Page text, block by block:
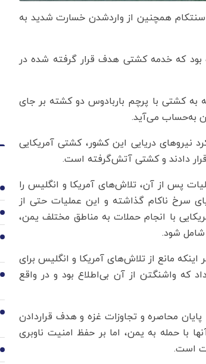
سنتکام همچنین از واردشدن خسارت شدید به
بود که خدمه کشتی هدف قرار گرفته شده در
به کشتی با پرچم باربادوس دو کشته بر جای
به‌حساب می‌آید.
نیروهای دریایی این کشور، کشتی آمریکایی
در ۳۱ اکتبر و انجام ده‌ها عملیات پس از آن، تلاش‌های آمریکا و انگلیس را
سرخ ناکام گذاشته و این عملیات حتی از
با انجام حملات به مناطق مختلف یمن،
شامل شود.
مانع از تلاش‌های آمریکا و انگلیس برای
که واشنگتن از آن بی‌اطلاع بود و در واقع
محاصره و تجاوزات غزه و هدف قراردادن
با حمله به یمن، اما بر حفظ امنیت ناوبری
است.
1
2
3
4
5
6